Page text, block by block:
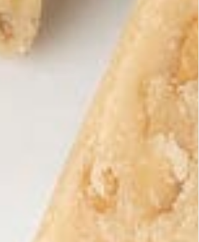
nous et nous vous rembourserons le
ainsi que les frais de transport
générales de vente.
en urgence ?
de remboursement ?